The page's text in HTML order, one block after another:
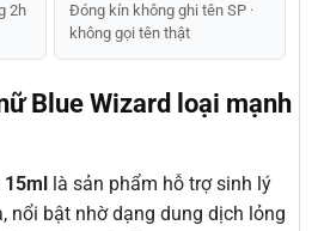
2h
Đóng kín không ghi tên SP ·
không gọi tên thật
Blue Wizard loại mạnh
là sản phẩm hỗ trợ sinh lý
nổi bật nhờ dạng dung dịch lỏng